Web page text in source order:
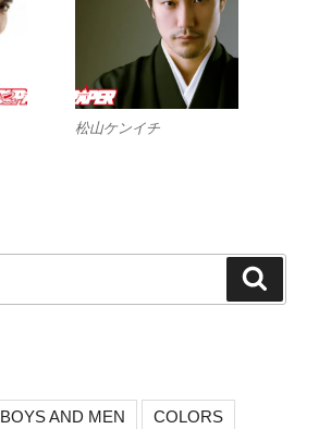
松山ケンイチ
BOYS AND MEN COLORS